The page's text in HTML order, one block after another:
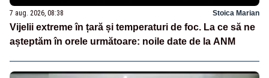
7 aug. 2026, 08:38 Stoica Marian
Vijelii extreme în țară și temperaturi de foc. La ce să ne
așteptăm în orele următoare: noile date de la ANM